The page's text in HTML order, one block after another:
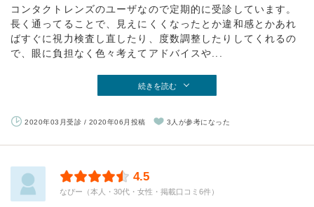
コンタクトレンズのユーザなので定期的に受診しています。
長く通ってることで、見えにくくなったとか違和感とかあれ
ばすぐに視力検査し直したり、度数調整したりしてくれるの
で、眼に負担なく色々考えてアドバイスや...
続きを読む
2020年03月受診 / 2020年06月投稿 3人が参考になった
4.5
なぴー（本人・30代・女性・掲載口コミ6件）